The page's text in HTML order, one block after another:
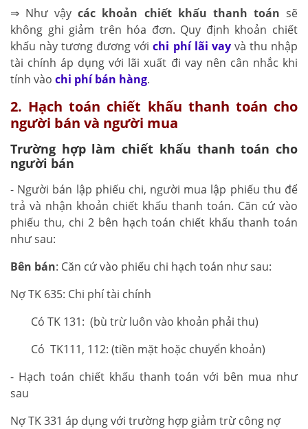
⇒ Như vậycác khoản chiết khấu thanh toán sẽ
không ghi giảm trên hóa đơn. Quy định khoản chiết
khấu này tương đương vớichi phí lãi vayvà thu nhập
tài chính áp dụng với lãi xuất đi vay nên cân nhắc khi
tính vào chi phí bán hàng.
2. Hạch toán chiết khấu thanh toán cho
người bán và người mua
Trường hợp làm chiết khấu thanh toán cho
người bán
- Người bán lập phiếu chi, người mua lập phiếu thu để
trả và nhận khoản chiết khấu thanh toán. Căn cứ vào
phiếu thu, chi 2 bên hạch toán chiết khấu thanh toán
như sau:
Bên bán: Căn cứ vào phiếu chi hạch toán như sau:
Nợ TK 635: Chi phí tài chính
Có TK 131: (bù trừ luôn vào khoản phải thu)
Có TK111, 112: (tiền mặt hoặc chuyển khoản)
- Hạch toán chiết khấu thanh toán với bên mua như
sau
Nợ TK 331 áp dụng với trường hợp giảm trừ công nợ